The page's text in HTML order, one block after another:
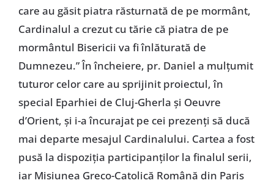
care au găsit piatra răsturnată de pe mormânt,
Cardinalul a crezut cu tărie că piatra de pe
mormântul Bisericii va fi înlăturată de
Dumnezeu.” În încheiere, pr. Daniel a mulțumit
tuturor celor care au sprijinit proiectul, în
special Eparhiei de Cluj-Gherla și Oeuvre
d’Orient, și i-a încurajat pe cei prezenți să ducă
mai departe mesajul Cardinalului. Cartea a fost
pusă la dispoziția participanților la finalul serii,
iar Misiunea Greco-Catolică Română din Paris